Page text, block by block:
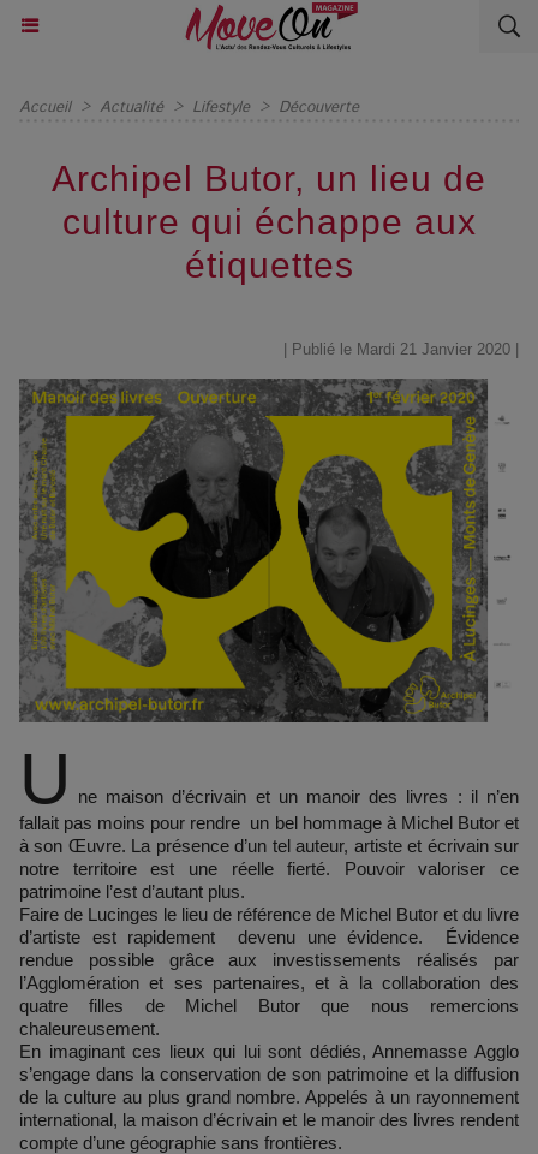
Accueil > Actualité > Lifestyle > Découverte
Archipel Butor, un lieu de
culture qui échappe aux
étiquettes
| Publié le Mardi 21 Janvier 2020 |
U
ne maison d’écrivain et un manoir des livres : il n’en
fallait pas moins pour rendre un bel hommage à Michel Butor et
à son Œuvre. La présence d’un tel auteur, artiste et écrivain sur
notre territoire est une réelle fierté. Pouvoir valoriser ce
patrimoine l’est d’autant plus.
Faire de Lucinges le lieu de référence de Michel Butor et du livre
d’artiste est rapidement devenu une évidence. Évidence
rendue possible grâce aux investissements réalisés par
l’Agglomération et ses partenaires, et à la collaboration des
quatre filles de Michel Butor que nous remercions
chaleureusement.
En imaginant ces lieux qui lui sont dédiés, Annemasse Agglo
s’engage dans la conservation de son patrimoine et la diffusion
de la culture au plus grand nombre. Appelés à un rayonnement
international, la maison d’écrivain et le manoir des livres rendent
compte d’une géographie sans frontières.